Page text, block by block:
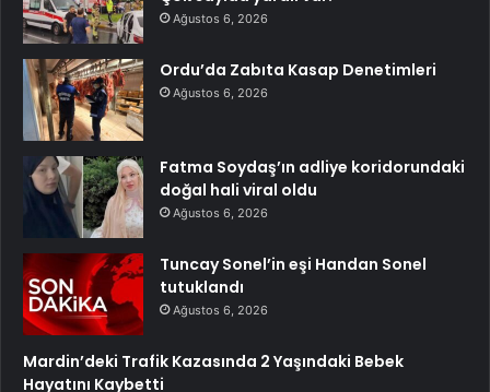
Ağustos 6, 2026
Ordu’da Zabıta Kasap Denetimleri
Ağustos 6, 2026
Fatma Soydaş’ın adliye koridorundaki
doğal hali viral oldu
Ağustos 6, 2026
Tuncay Sonel’in eşi Handan Sonel
tutuklandı
Ağustos 6, 2026
Mardin’deki Trafik Kazasında 2 Yaşındaki Bebek
Hayatını Kaybetti